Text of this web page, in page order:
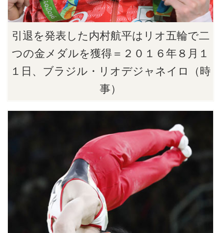
引退を発表した内村航平はリオ五輪で二
つの金メダルを獲得＝２０１６年８月１
１日、ブラジル・リオデジャネイロ（時
事）